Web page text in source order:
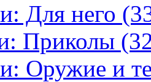
Для него
Приколы
Оружие и